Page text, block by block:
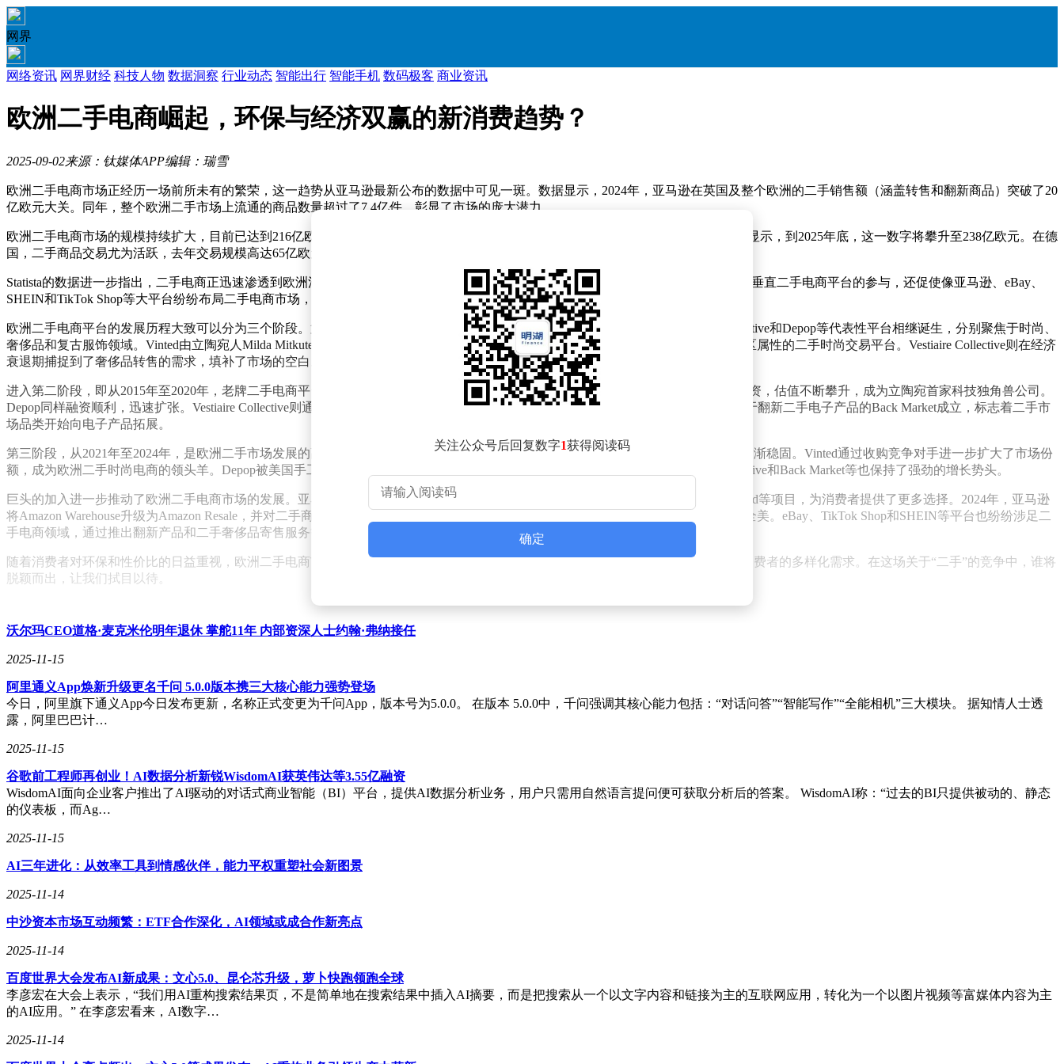
网界
网络资讯 网界财经 科技人物 数据洞察 行业动态 智能出行 智能手机 数码极客 商业资讯
欧洲二手电商崛起，环保与经济双赢的新消费趋势？
2025-09-02来源：钛媒体APP编辑：瑞雪
欧洲二手电商市场正经历一场前所未有的繁荣，这一趋势从亚马逊最新公布的数据中可见一斑。数据显示，2024年，亚马逊在英国及整个欧洲的二手销售额（涵盖转售和翻新商品）突破了20
亿欧元大关。同年，整个欧洲二手市场上流通的商品数量超过了7.4亿件，彰显了市场的庞大潜力。
欧洲二手电商市场的规模持续扩大，目前已达到216亿欧元。令人瞩目的是，超过三分之二的欧洲消费者曾购买过二手商品。市场预测显示，到2025年底，这一数字将攀升至238亿欧元。在德
国，二手商品交易尤为活跃，去年交易规模高达65亿欧元；而在英国，二手商品在线交易规模也达到了43亿英镑。
Statista的数据进一步指出，二手电商正迅速渗透到欧洲消费市场的多个领域，包括时尚、电子产品和家具等。这一趋势不仅吸引了众多垂直二手电商平台的参与，还促使像亚马逊、eBay、
SHEIN和TikTok Shop等大平台纷纷布局二手电商市场，以满足消费者对性价比和环保的双重追求。
欧洲二手电商平台的发展历程大致可以分为三个阶段。第一阶段始于2010年左右，这是欧洲二手电商的萌芽期，Vinted、Vestiaire Collective和Depop等代表性平台相继诞生，分别聚焦于时尚、
奢侈品和复古服饰领域。Vinted由立陶宛人Milda Mitkute创立，起初是为了解决个人衣物出售问题，后来逐渐发展成为一个拥有强大社区属性的二手时尚交易平台。Vestiaire Collective则在经济
衰退期捕捉到了奢侈品转售的需求，填补了市场的空白。Depop则专注于二手服饰，迅速吸引了年轻消费者的关注。
进入第二阶段，即从2015年至2020年，老牌二手电商平台进入快速发展期，新兴平台也开始崭露头角。Vinted在这一阶段获得了多轮融资，估值不断攀升，成为立陶宛首家科技独角兽公司。
Depop同样融资顺利，迅速扩张。Vestiaire Collective则通过多轮融资和地域扩张，巩固了其在奢侈品转售市场的地位。与此同时，专注于翻新二手电子产品的Back Market成立，标志着二手市
场品类开始向电子产品拓展。
第三阶段，从2021年至2024年，是欧洲二手市场发展的高峰期。这一阶段，融资并购活动频繁，多家独角兽企业诞生，市场头部格局逐渐稳固。Vinted通过收购竞争对手进一步扩大了市场份
额，成为欧洲二手时尚电商的领头羊。Depop被美国手工制品电商平台Etsy收购，进一步提升了其在美国市场的影响力。Vestiaire Collective和Back Market等也保持了强劲的增长势头。
巨头的加入进一步推动了欧洲二手电商市场的发展。亚马逊自2015年起开始布局二手业务，推出了Amazon Warehouse和Amazon Renewed等项目，为消费者提供了更多选择。2024年，亚马逊
将Amazon Warehouse升级为Amazon Resale，并对二手商品进行了更细致的分类。亚马逊还进军了二手车市场，计划在未来几年内覆盖全美。eBay、TikTok Shop和SHEIN等平台也纷纷涉足二
手电商领域，通过推出翻新产品和二手奢侈品寄售服务等方式，抢占市场份额。
随着消费者对环保和性价比的日益重视，欧洲二手电商市场正迎来前所未有的发展机遇。各大平台通过不断创新和优化服务，满足了消费者的多样化需求。在这场关于“二手”的竞争中，谁将
脱颖而出，让我们拭目以待。
关注公众号后回复数字1获得阅读码
确定
沃尔玛CEO道格·麦克米伦明年退休 掌舵11年 内部资深人士约翰·弗纳接任
2025-11-15
阿里通义App焕新升级更名千问 5.0.0版本携三大核心能力强势登场
今日，阿里旗下通义App今日发布更新，名称正式变更为千问App，版本号为5.0.0。 在版本 5.0.0中，千问强调其核心能力包括：“对话问答”“智能写作”“全能相机”三大模块。 据知情人士透
露，阿里巴巴计…
2025-11-15
谷歌前工程师再创业！AI数据分析新锐WisdomAI获英伟达等3.55亿融资
WisdomAI面向企业客户推出了AI驱动的对话式商业智能（BI）平台，提供AI数据分析业务，用户只需用自然语言提问便可获取分析后的答案。 WisdomAI称：“过去的BI只提供被动的、静态
的仪表板，而Ag…
2025-11-15
AI三年进化：从效率工具到情感伙伴，能力平权重塑社会新图景
2025-11-14
中沙资本市场互动频繁：ETF合作深化，AI领域或成合作新亮点
2025-11-14
百度世界大会发布AI新成果：文心5.0、昆仑芯升级，萝卜快跑领跑全球
李彦宏在大会上表示，“我们用AI重构搜索结果页，不是简单地在搜索结果中插入AI摘要，而是把搜索从一个以文字内容和链接为主的互联网应用，转化为一个以图片视频等富媒体内容为主
的AI应用。” 在李彦宏看来，AI数字…
2025-11-14